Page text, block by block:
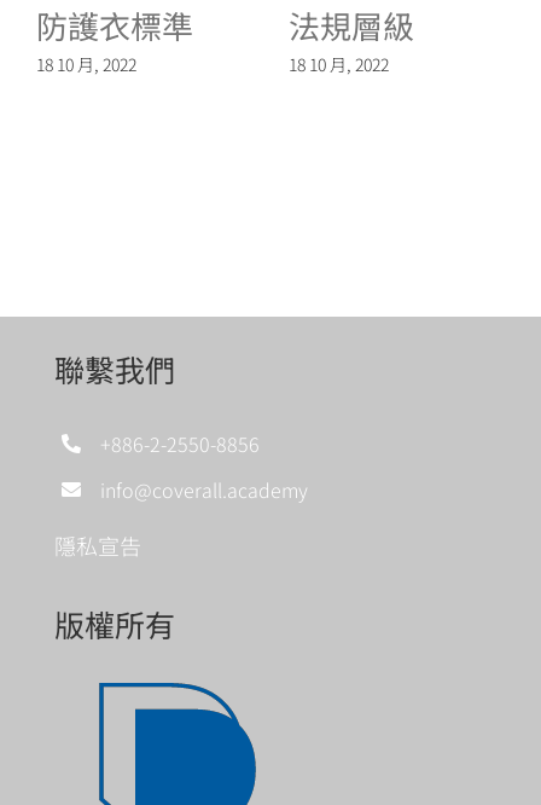
防護衣標準
18 10 月, 2022
法規層級
18 10 月, 2022
聯繫我們
+886-2-2550-8856
info@coverall.academy
隱私宣告
版權所有